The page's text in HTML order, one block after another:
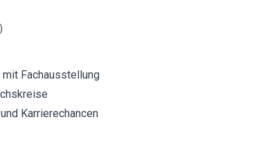
Fachausstellung
Karrierechancen